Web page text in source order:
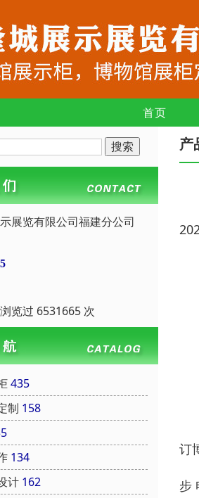
首页
展览有限公司福建分公司
览过 6531665 次
435
制 158
134
计 162
产
订
步